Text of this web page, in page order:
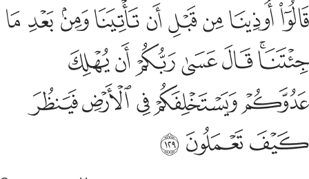
قالوا اوذينا من قبل ان تاتينا ومن بعد ما جيتنا قال عسى ربكم ان
قَالُوٓا۟ أُوذِينَا مِن قَبْلِ أَن تَأْتِيَنَا وَمِنۢ بَعْدِ مَا جِئْتَنَا ۚ قَالَ عَسَىٰ رَبُّكُمْ أَن
ﲫﲬﲭﲮﲯﲰﲱﲲ ﲳ
ﲴﲵﲶﲷﲸﲹﲺ
ﲻﲼﲽﲾﲿ
ﳀﳁﳂ